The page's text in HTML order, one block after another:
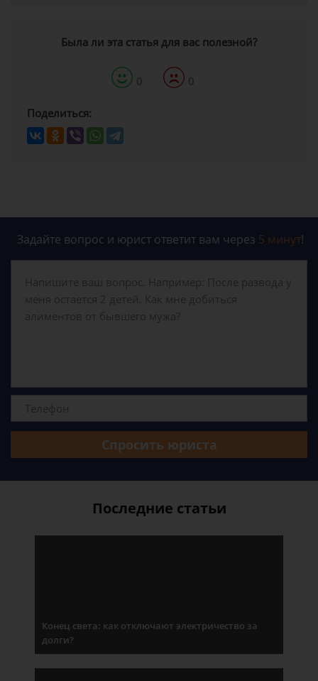
Была ли эта статья для вас полезной?
0 0
Поделиться:
Задайте вопрос и юрист ответит вам через 5 минут!
Спросить юриста
Последние статьи
Конец света: как отключают электричество за
долги?